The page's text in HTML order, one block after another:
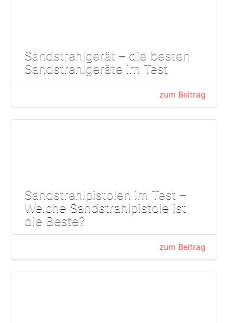
Sandstrahlgerät – die besten
Sandstrahlgeräte im Test
zum Beitrag
Sandstrahlpistolen im Test –
Welche Sandstrahlpistole ist
die Beste?
zum Beitrag